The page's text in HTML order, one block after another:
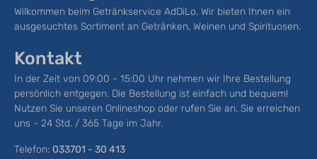
Wilkommen beim Getränkservice AdDiLo. Wir bieten Ihnen ein
ausgesuchtes Sortiment an Getränken, Weinen und Spirituosen.
Kontakt
In der Zeit von 09:00 - 15:00 Uhr nehmen wir Ihre Bestellung
persönlich entgegen. Die Bestellung ist einfach und bequem!
Nutzen Sie unseren Onlineshop oder rufen Sie an. Sie erreichen
uns - 24 Std. / 365 Tage im Jahr.
Telefon: 033701 - 30 413